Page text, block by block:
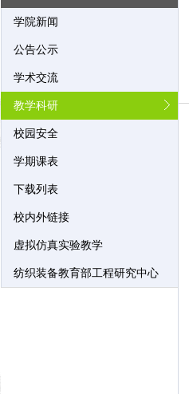
学院新闻
公告公示
学术交流
教学科研
校园安全
学期课表
下载列表
校内外链接
虚拟仿真实验教学
纺织装备教育部工程研究中心